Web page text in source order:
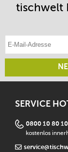
tischwelt
E-Mail-Adresse
SERVICE
0800 10 80
kostenlos